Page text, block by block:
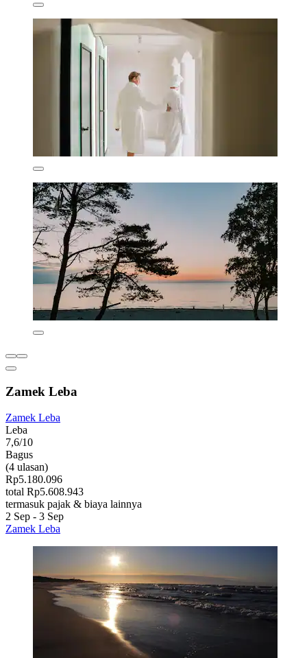
Zamek Leba
Zamek Leba
Leba
7,6/10
Bagus
(4 ulasan)
Rp5.180.096
total Rp5.608.943
termasuk pajak & biaya lainnya
2 Sep - 3 Sep
Zamek Leba